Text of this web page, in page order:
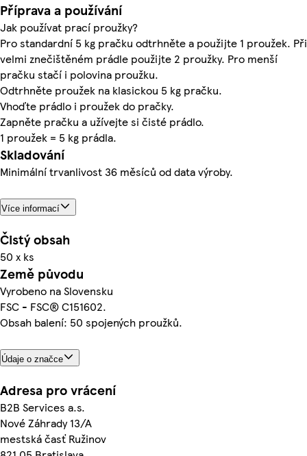
Příprava a používání
Jak používat prací proužky?
Pro standardní 5 kg pračku odtrhněte a použijte 1 proužek. Při
velmi znečištěném prádle použijte 2 proužky. Pro menší
pračku stačí i polovina proužku.
Odtrhněte proužek na klasickou 5 kg pračku.
Vhoďte prádlo i proužek do pračky.
Zapněte pračku a užívejte si čisté prádlo.
1 proužek = 5 kg prádla.
Skladování
Minimální trvanlivost 36 měsíců od data výroby.
Více informací
Čistý obsah
50 x ks
Země původu
Vyrobeno na Slovensku
FSC - FSC® C151602.
Obsah balení: 50 spojených proužků.
Údaje o značce
Adresa pro vrácení
B2B Services a.s.
Nové Záhrady 13/A
mestská časť Ružinov